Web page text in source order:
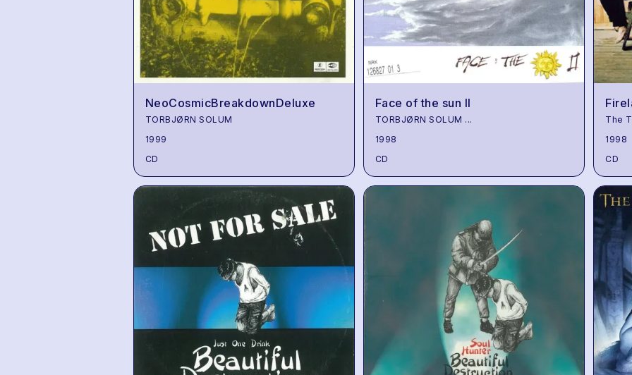
NeoCosmicBreakdownDeluxe
TORBJØRN SOLUM
1999
CD
Face of the sun II
TORBJØRN SOLUM ...
1998
CD
The
1998
CD